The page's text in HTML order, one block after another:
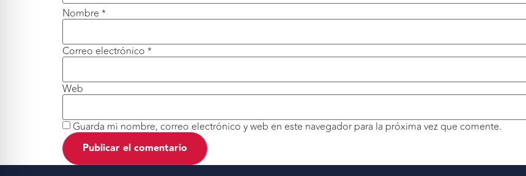
Nombre *
Correo electrónico *
Web
Guarda mi nombre, correo electrónico y web en este navegador para la próxima vez que comente.